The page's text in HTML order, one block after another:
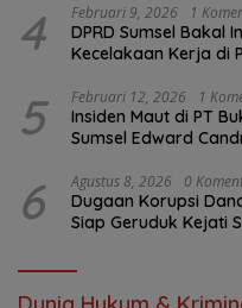
4 Februari 9, 2026 1
DPRD Sumsel Bakal
Kecelakaan Kerja di
5 Februari 12, 2026 1
Insiden Maut di PT
Sumsel Edward
6 Agustus 8, 2026 0
Dugaan Korupsi
Siap Geruduk Kejati